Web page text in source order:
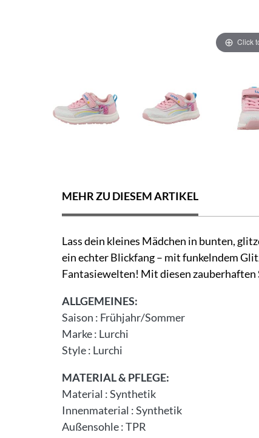
Click
MEHR ZU DIESEM ARTIKEL
Lass dein kleines Mädchen in bunten,
ein echter Blickfang – mit funkelndem
Fantasiewelten! Mit diesen zauberhaften
ALLGEMEINES:
Saison : Frühjahr/Sommer
Marke: Lurchi
Style: Lurchi
MATERIAL & PFLEGE:
Material :Synthetik
Innenmaterial :Synthetik
Außensohle:TPR